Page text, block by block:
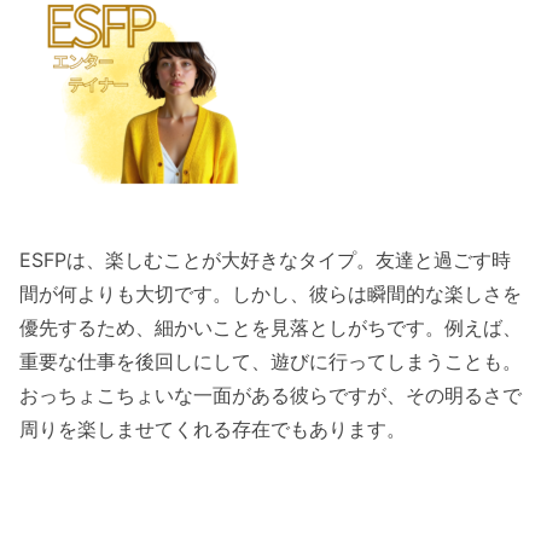
ESFPは、楽しむことが大好きなタイプ。友達と過ごす時
間が何よりも大切です。しかし、彼らは瞬間的な楽しさを
優先するため、細かいことを見落としがちです。例えば、
重要な仕事を後回しにして、遊びに行ってしまうことも。
おっちょこちょいな一面がある彼らですが、その明るさで
周りを楽しませてくれる存在でもあります。